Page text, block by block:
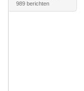
989 berichten